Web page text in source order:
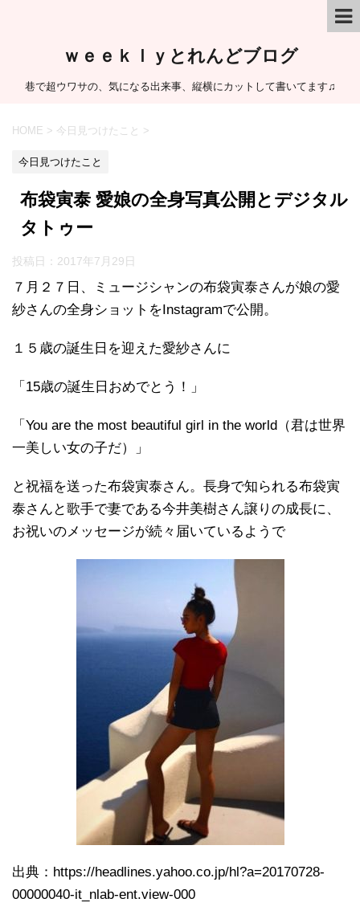
ｗｅｅｋｌｙとれんどブログ
巷で超ウワサの、気になる出来事、縦横にカットして書いてます♫
HOME > 今日見つけたこと >
今日見つけたこと
布袋寅泰 愛娘の全身写真公開とデジタル
タトゥー
投稿日： 2017年7月29日
７月２７日、ミュージシャンの布袋寅泰さんが娘の愛
紗さんの全身ショットをInstagramで公開。
１５歳の誕生日を迎えた愛紗さんに
「15歳の誕生日おめでとう！」
「You are the most beautiful girl in the world（君は世界
一美しい女の子だ）」
と祝福を送った布袋寅泰さん。長身で知られる布袋寅
泰さんと歌手で妻である今井美樹さん譲りの成長に、
お祝いのメッセージが続々届いているようで
出典：https://headlines.yahoo.co.jp/hl?a=20170728-
00000040-it_nlab-ent.view-000